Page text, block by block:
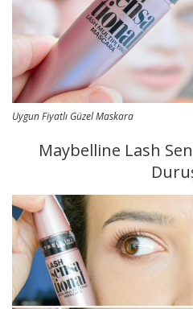
Uygun Fiyatlı Güzel Maskara
Maybelline Lash